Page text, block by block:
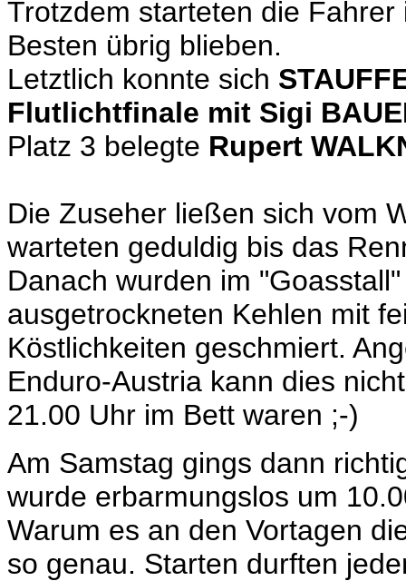
Trotzdem starteten die
Besten übrig blieben.
Letztlich konnte sich
Flutlichtfinale mit Sigi
Platz 3 belegte Rupert
Die Zuseher ließen sich vom
warteten geduldig bis das
Danach wurden im
ausgetrockneten Kehlen mit
Köstlichkeiten geschmiert.
Enduro-Austria kann dies
21.00 Uhr im Bett waren ;-)
Am Samstag gings dann
wurde erbarmungslos um
Warum es an den Vortagen
so genau. Starten durften